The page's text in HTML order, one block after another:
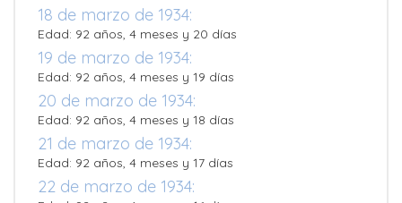
18 de marzo de 1934:
Edad: 92 años, 4 meses y 20 días
19 de marzo de 1934:
Edad: 92 años, 4 meses y 19 días
20 de marzo de 1934:
Edad: 92 años, 4 meses y 18 días
21 de marzo de 1934:
Edad: 92 años, 4 meses y 17 días
22 de marzo de 1934: